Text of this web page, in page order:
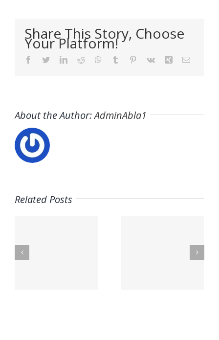
Share This Story, Choose
Your Platform!
Facebook
TwitterLinkedIn
Reddit WhatsApp
Tumblr Pinterest
Vk Xing Email
About the Author:AdminAbla1
Related Posts
nosotros